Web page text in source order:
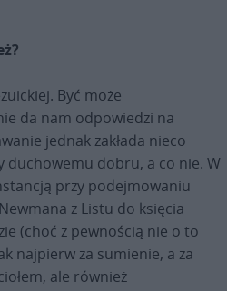
Być może
da nam odpowiedzi na
jednak zakłada nieco
duchowemu dobru, a co nie. W
przy podejmowaniu
z Listu do księcia
(choć z pewnością nie o to
najpierw za sumienie, a za
ale również